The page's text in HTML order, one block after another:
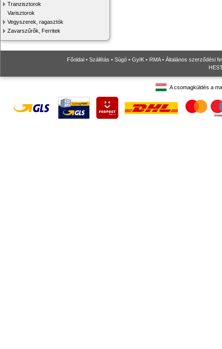
Tranzisztorok
Varisztorok
Vegyszerek, ragasztók
Zavarszűrők, Ferritek
Főoldal • Szállítás • Súgó • GyIK • RMA• Általános szerződési
A csomagküldés a